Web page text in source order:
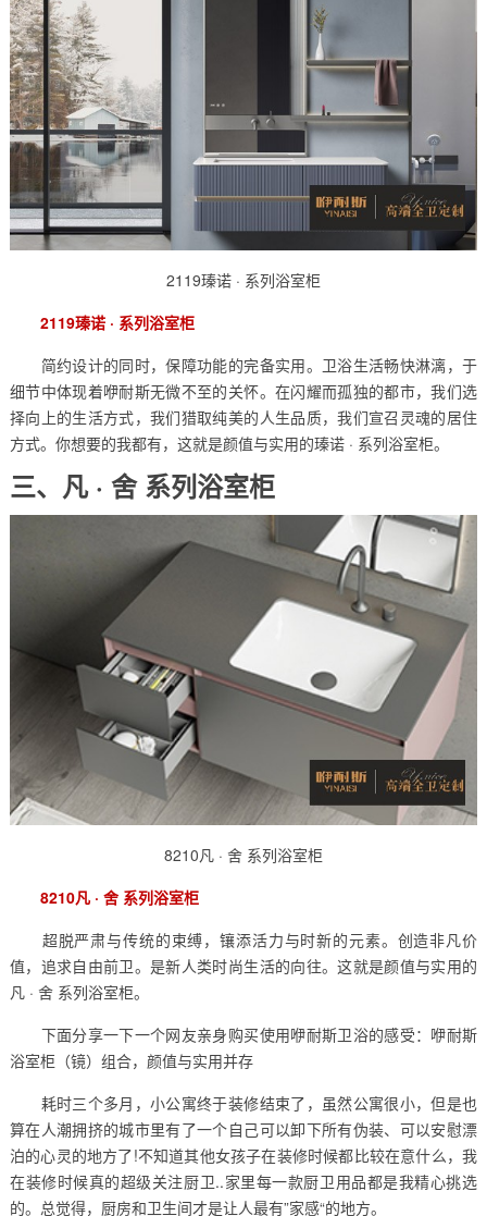
2119瑧诺 · 系列浴室柜
2119瑧诺 · 系列浴室柜
简约设计的同时，保障功能的完备实用。卫浴生活畅快淋漓，于
细节中体现着咿耐斯无微不至的关怀。在闪耀而孤独的都市，我们选
择向上的生活方式，我们猎取纯美的人生品质，我们宣召灵魂的居住
方式。你想要的我都有，这就是颜值与实用的瑧诺 · 系列浴室柜。
三、凡 · 舍 系列浴室柜
8210凡 · 舍 系列浴室柜
8210凡 · 舍 系列浴室柜
超脱严肃与传统的束缚，镶添活力与时新的元素。创造非凡价
值，追求自由前卫。是新人类时尚生活的向往。这就是颜值与实用的
凡 · 舍 系列浴室柜。
下面分享一下一个网友亲身购买使用咿耐斯卫浴的感受：咿耐斯
浴室柜（镜）组合，颜值与实用并存
耗时三个多月，小公寓终于装修结束了，虽然公寓很小，但是也
算在人潮拥挤的城市里有了一个自己可以卸下所有伪装、可以安慰漂
泊的心灵的地方了!不知道其他女孩子在装修时候都比较在意什么，我
在装修时候真的超级关注厨卫..家里每一款厨卫用品都是我精心挑选
的。总觉得，厨房和卫生间才是让人最有”家感“的地方。